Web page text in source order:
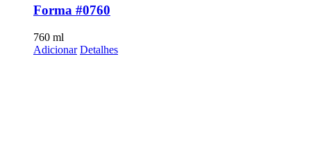
Forma #0760
760 ml
Adicionar Detalhes